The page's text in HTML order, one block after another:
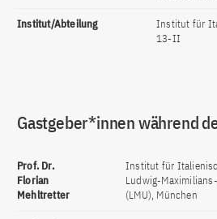
Institut/Abteilung
Institut für
13-II
Gastgeber*innen während
Prof. Dr.
Florian
Mehltretter
Institut für
Ludwig-
(LMU), München